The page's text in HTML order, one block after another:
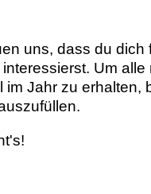
uns, dass du dich
Um
im Jahr zu erhalten,